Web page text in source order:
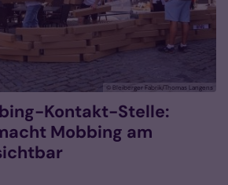
© Bleiberger Fabrik/Thomas Langens
Kontakt-Stelle:
Mobbing am